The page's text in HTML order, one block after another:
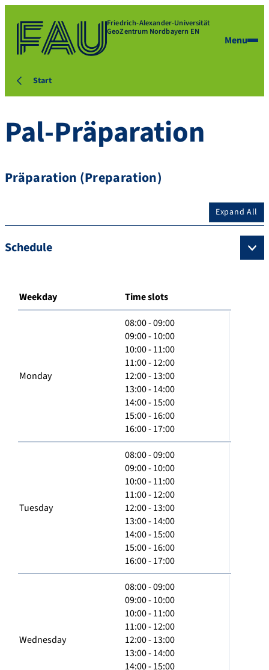
Friedrich-Alexander-Universität
GeoZentrum Nordbayern EN
Menu
Start
Pal-Präparation
Präparation (Preparation)
Expand All
Schedule
Weekday Time slots
Monday
08:00 - 09:00
09:00 - 10:00
10:00 - 11:00
11:00 - 12:00
12:00 - 13:00
13:00 - 14:00
14:00 - 15:00
15:00 - 16:00
16:00 - 17:00
Tuesday
08:00 - 09:00
09:00 - 10:00
10:00 - 11:00
11:00 - 12:00
12:00 - 13:00
13:00 - 14:00
14:00 - 15:00
15:00 - 16:00
16:00 - 17:00
Wednesday
08:00 - 09:00
09:00 - 10:00
10:00 - 11:00
11:00 - 12:00
12:00 - 13:00
13:00 - 14:00
14:00 - 15:00